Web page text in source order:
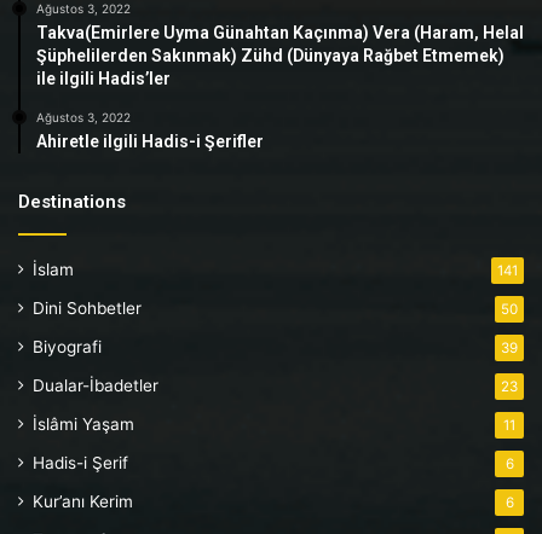
Ağustos 3, 2022
Takva(Emirlere Uyma Günahtan Kaçınma) Vera (Haram, Helal
Şüphelilerden Sakınmak) Zühd (Dünyaya Rağbet Etmemek)
ile ilgili Hadis’ler
Ağustos 3, 2022
Ahiretle ilgili Hadis-i Şerifler
Destinations
İslam 141
Dini Sohbetler 50
Biyografi 39
Dualar-İbadetler 23
İslâmi Yaşam 11
Hadis-i Şerif 6
Kur’anı Kerim 6